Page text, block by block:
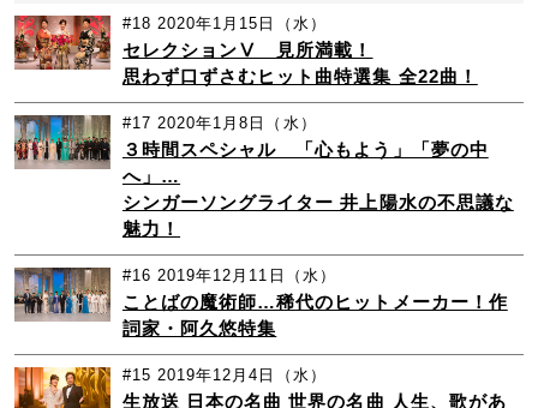
#18 2020年1月15日（水）
セレクションⅤ 見所満載！
思わず口ずさむヒット曲特選集 全22曲！
#17 2020年1月8日（水）
３時間スペシャル 「心もよう」「夢の中
へ」…
シンガーソングライター 井上陽水の不思議な
魅力！
#16 2019年12月11日（水）
ことばの魔術師…稀代のヒットメーカー！作
詞家・阿久悠特集
#15 2019年12月4日（水）
生放送 日本の名曲 世界の名曲 人生、歌があ